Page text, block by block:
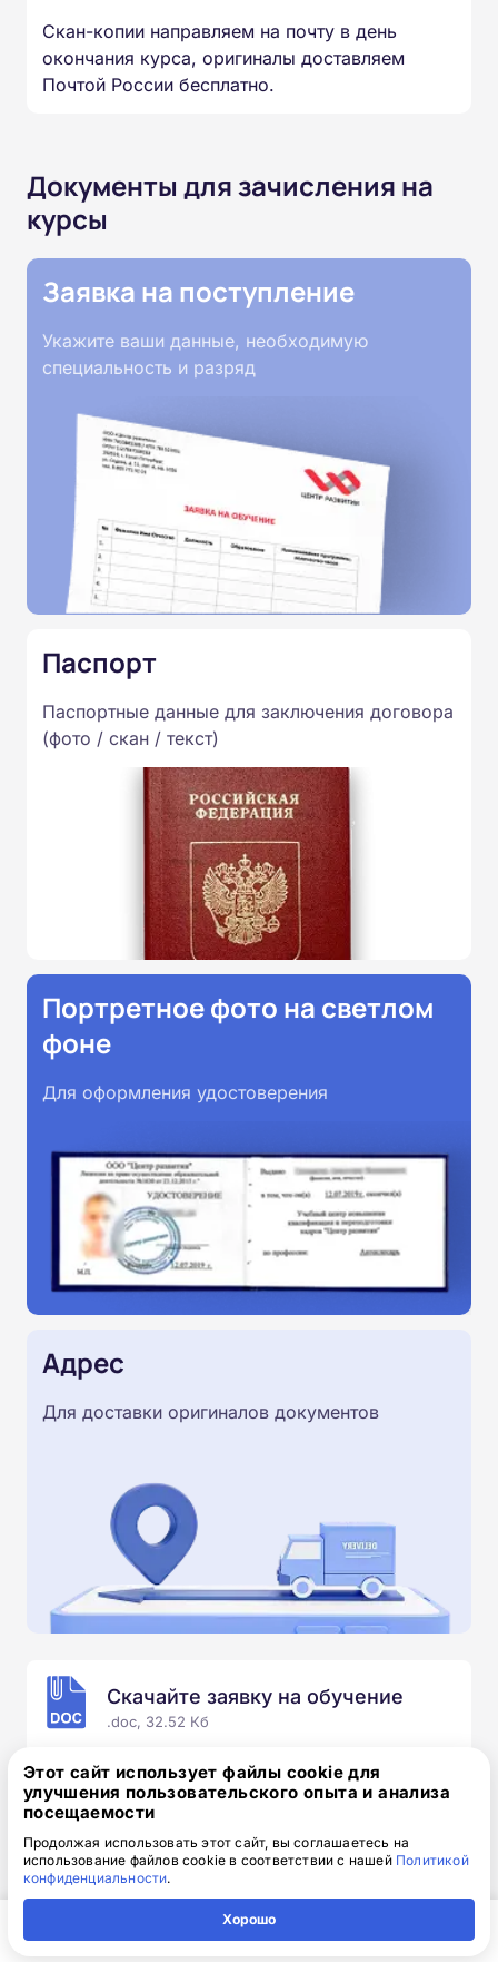
Скан-копии направляем на почту в день
окончания курса, оригиналы доставляем
Почтой России бесплатно.
Документы для зачисления на
курсы
Заявка на поступление
Укажите ваши данные, необходимую
специальность и разряд
Паспорт
Паспортные данные для заключения договора
(фото / скан / текст)
Портретное фото на светлом
фоне
Для оформления удостоверения
Адрес
Для доставки оригиналов документов
Скачайте заявку на обучение
.doc, 32.52 Кб
Скачайте шаблон, заполните и отправьте по
электронной почтеinfo@1-academy.ru
Обязательно укажите контактный номер телефон.
Наш специалист свяжется с вами и утонит все
детали.
Этот сайт использует файлы cookie для
улучшения пользовательского опыта и анализа
посещаемости
Продолжая использовать этот сайт, вы соглашаетесь на
использование файлов cookie в соответствии с нашей Политикой
конфиденциальности.
Хорошо